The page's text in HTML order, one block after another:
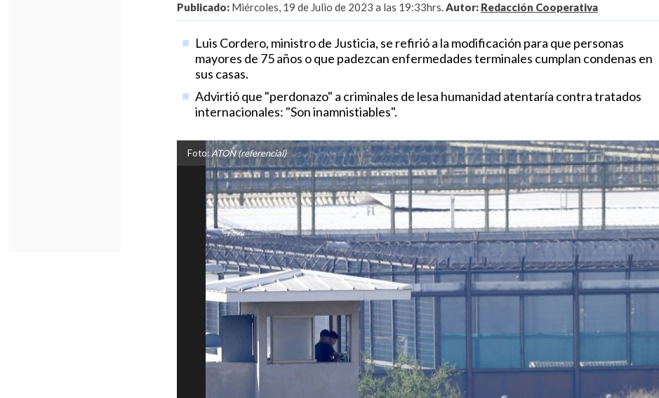
Publicado: Miércoles, 19 de Julio de 2023 a las 19:33hrs.Autor: Redacción Cooperativa
Luis Cordero, ministro de Justicia, se refirió a la modificación para que personas
mayores de 75 años o que padezcan enfermedades terminales cumplan condenas en
sus casas.
Advirtió que "perdonazo" a criminales de lesa humanidad atentaría contra tratados
internacionales: "Son inamnistiables".
Foto:ATON (referencial)